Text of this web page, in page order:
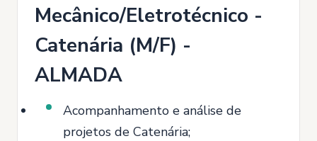
Mecânico/Eletrotécnico -
Catenária (M/F) -
ALMADA
Acompanhamento e análise de
projetos de Catenária;